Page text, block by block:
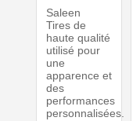
Saleen
Tires de
haute qualité
utilisé pour
une
apparence et
des
performances
personnalisées.